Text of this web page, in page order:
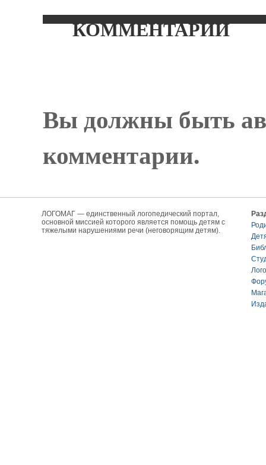
КОММЕНТАРИИ
Вы должны быть
комментарии.
ЛОГОМАГ — единственный логопедический портал,
основной миссией которого является помощь детям с
тяжелыми нарушениями речи (неговорящим детям).